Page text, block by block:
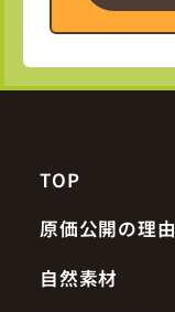
TOP
原価公開の理由
自然素材